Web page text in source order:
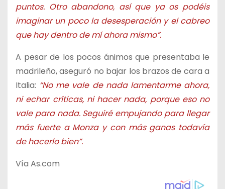
puntos. Otro abandono, así que ya os podéis
imaginar un poco la desesperación y el cabreo
que hay dentro de mí ahora mismo”.
A pesar de los pocos ánimos que presentaba le
madrileño, aseguró no bajar los brazos de cara a
Italia: “No me vale de nada lamentarme ahora,
ni echar críticas, ni hacer nada, porque eso no
vale para nada. Seguiré empujando para llegar
más fuerte a Monza y con más ganas todavía
de hacerlo bien”.
Vía As.com